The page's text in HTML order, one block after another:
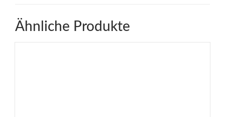
Ähnliche Produkte